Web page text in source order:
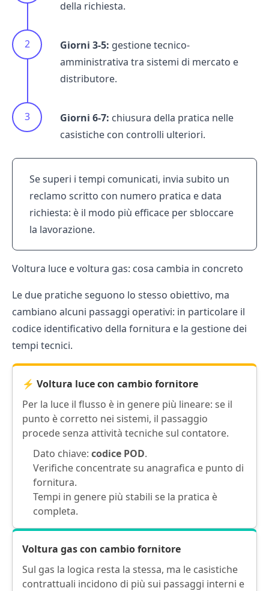
della richiesta.
Giorni 3-5: gestione tecnico-
amministrativa tra sistemi di mercato e
distributore.
Giorni 6-7: chiusura della pratica nelle
casistiche con controlli ulteriori.
Se superi i tempi comunicati, invia subito un
reclamo scritto con numero pratica e data
richiesta: è il modo più efficace per sbloccare
la lavorazione.
Voltura luce e voltura gas: cosa cambia in concreto
Le due pratiche seguono lo stesso obiettivo, ma
cambiano alcuni passaggi operativi: in particolare il
codice identificativo della fornitura e la gestione dei
tempi tecnici.
⚡ Voltura lucecon cambio fornitore
Per la luce il flusso è in genere più lineare: se il
punto è corretto nei sistemi, il passaggio
procede senza attività tecniche sul contatore.
Dato chiave: codice POD.
Verifiche concentrate su anagrafica e punto di
fornitura.
Tempi in genere più stabili se la pratica è
completa.
Voltura gascon cambio fornitore
Sul gas la logica resta la stessa, ma le casistiche
contrattuali incidono di più sui passaggi interni e